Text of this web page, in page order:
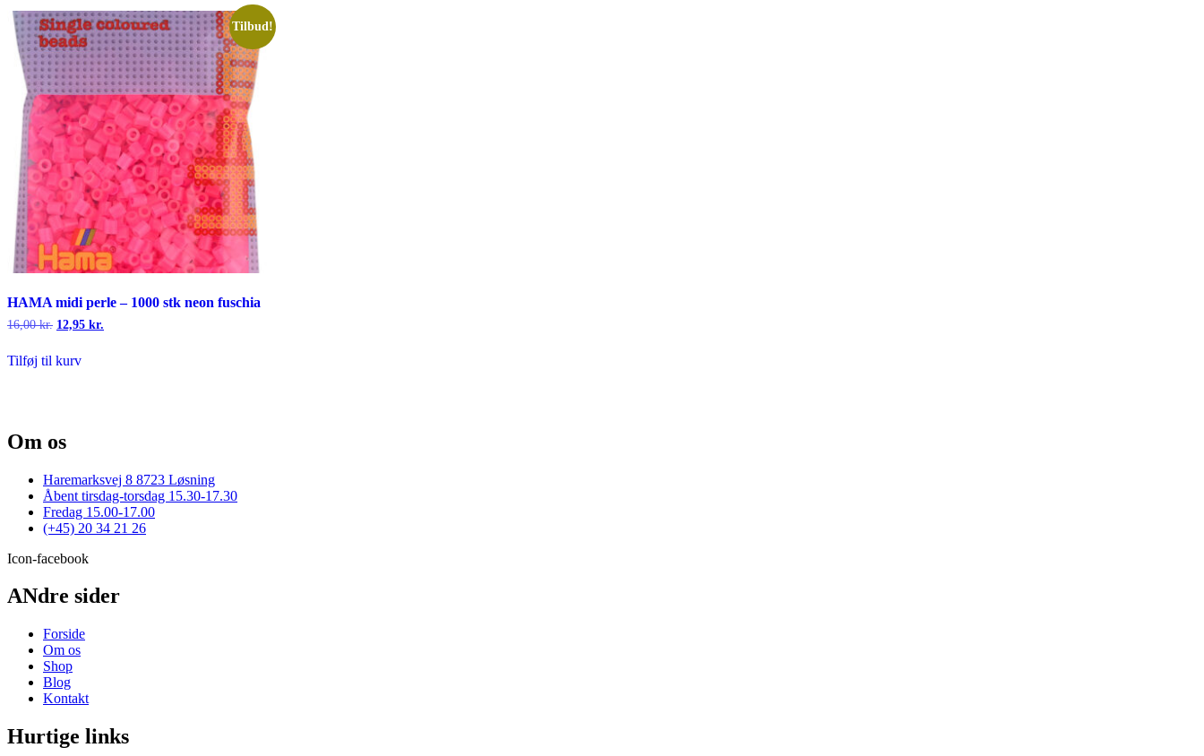
Tilbud!
HAMA midi perle – 1000 stk neon fuschia
16,00kr. Den
pris
var:
12,95 kr.
Tilføj til kurv
Om os
Haremarksvej 8 8723 Løsning
Åbent tirsdag-torsdag 15.30-17.30
Fredag 15.00-17.00
(+45) 20 34 21 26
Icon-facebook
ANdre sider
Forside
Om os
Shop
Blog
Kontakt
Hurtige links